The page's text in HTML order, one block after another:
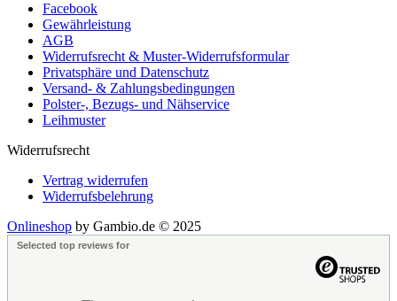
Facebook
Gewährleistung
AGB
Widerrufsrecht & Muster-Widerrufsformular
Privatsphäre und Datenschutz
Versand- & Zahlungsbedingungen
Polster-, Bezugs- und Nähservice
Leihmuster
Widerrufsrecht
Vertrag widerrufen
Widerrufsbelehrung
Onlineshop by Gambio.de © 2025
Selected top reviews for